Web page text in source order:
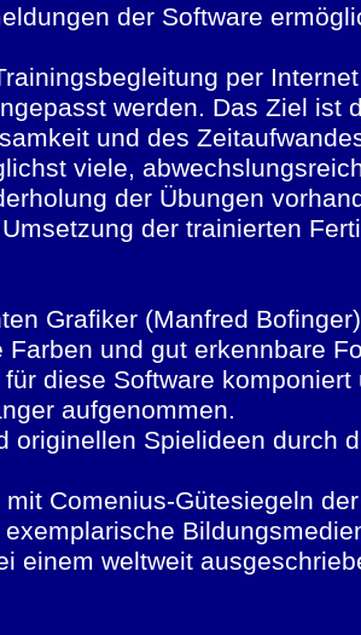
der Software
per
werden. Das Ziel ist
und des
viele,
der Übungen
der trainierten
Grafiker (Manfred
und gut erkennbare
diese Software
aufgenommen.
Spielideen durch
Comenius-Gütesiegeln
einem weltweit